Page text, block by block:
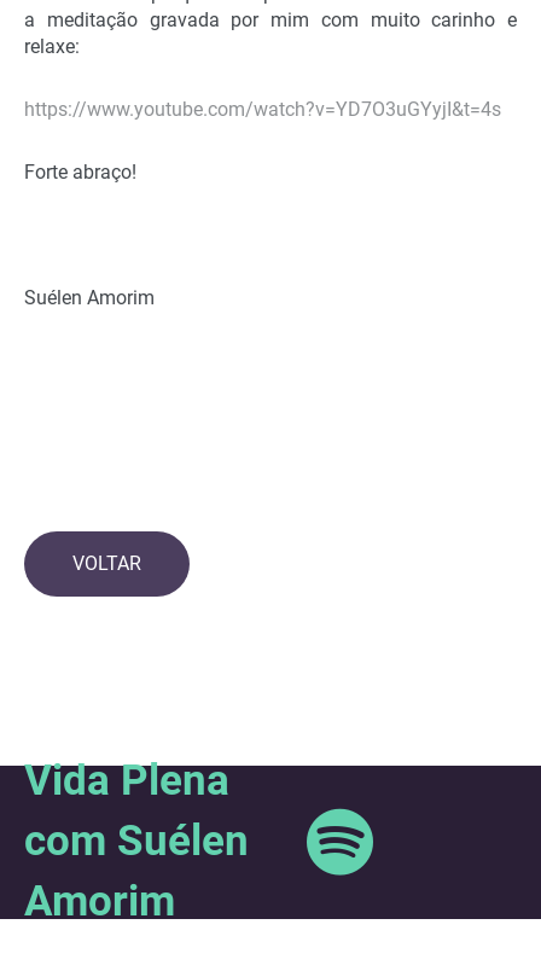
a meditação gravada por mim com muito carinho e
relaxe:
https://www.youtube.com/watch?v=YD7O3uGYyjI&t=4s
Forte abraço!
Suélen Amorim
VOLTAR
Vida Plena
com Suélen
Amorim